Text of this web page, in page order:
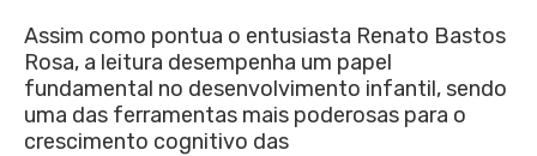
Assim como pontua o entusiasta Renato Bastos
Rosa, a leitura desempenha um papel
fundamental no desenvolvimento infantil, sendo
uma das ferramentas mais poderosas para o
crescimento cognitivo das